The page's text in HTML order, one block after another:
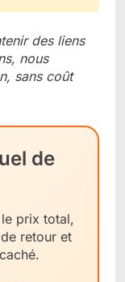
des liens
nous
sans coût
de
prix total,
retour et